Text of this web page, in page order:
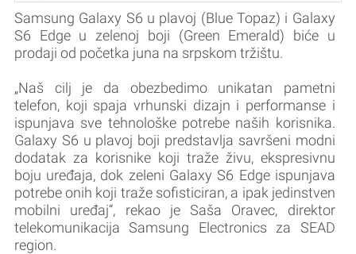
Samsung Galaxy S6 u plavoj (Blue Topaz) i Galaxy
S6 Edge u zelenoj boji (Green Emerald) biće u
prodaji od početka juna na srpskom tržištu.
„Naš cilj je da obezbedimo unikatan pametni
telefon, koji spaja vrhunski dizajn i performanse i
ispunjava sve tehnološke potrebe naših korisnika.
Galaxy S6 u plavoj boji predstavlja savršeni modni
dodatak za korisnike koji traže živu, ekspresivnu
boju uređaja, dok zeleni Galaxy S6 Edge ispunjava
potrebe onih koji traže sofisticiran, a ipak jedinstven
mobilni uređaj“, rekao je Saša Oravec, direktor
telekomunikacija Samsung Electronics za SEAD
region.